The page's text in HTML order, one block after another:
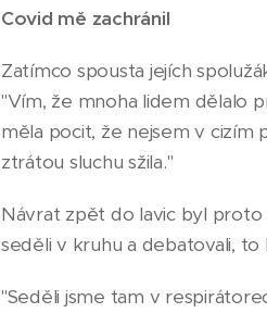
Covid mě zachránil
Zatímco spousta jejích
"Vím, že mnoha lidem dělalo
měla pocit, že nejsem v cizím
ztrátou sluchu sžila."
Návrat zpět do lavic byl
seděli v kruhu a debatovali,
"Seděli jsme tam v